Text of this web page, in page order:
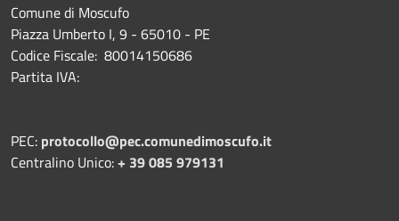
Comune di Moscufo
Piazza Umberto I, 9 - 65010 - PE
Codice Fiscale: 80014150686
Partita IVA:
PEC: protocollo@pec.comunedimoscufo.it
Centralino Unico:+ 39 085 979131